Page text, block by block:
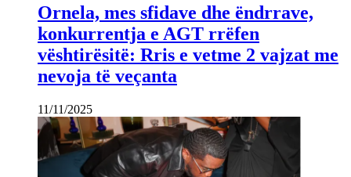
Ornela, mes sfidave dhe ëndrrave,
konkurrentja e AGT rrëfen
vështirësitë: Rris e vetme 2 vajzat me
nevoja të veçanta
11/11/2025